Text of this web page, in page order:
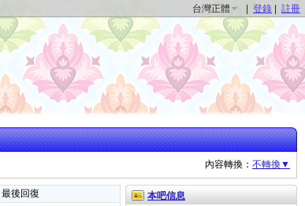
台灣正體 登錄 註冊
內容轉換： 不轉換▼
最後回復
本吧信息